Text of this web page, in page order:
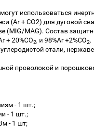
использоваться
(Ar + CO2) для дуговой
(MIG/MAG). Состав
+ 20%CO2, и 98%Ar +2%CO2.
стали,
проволокой и
- 1 шт.;
- 1 шт.;
- 1 шт;